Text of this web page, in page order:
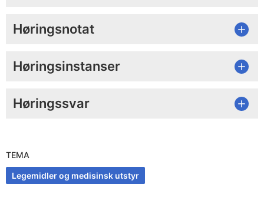
Høringsnotat
Høringsinstanser
Høringssvar
TEMA
Legemidler og medisinsk utstyr